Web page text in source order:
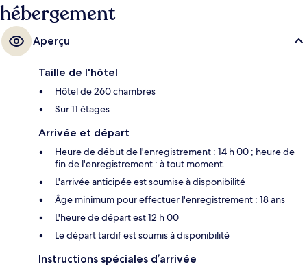
hébergement
Aperçu
Taille de l'hôtel
Hôtel de 260 chambres
Sur 11 étages
Arrivée et départ
Heure de début de l'enregistrement : 14 h 00 ; heure de
fin de l'enregistrement : à tout moment.
L'arrivée anticipée est soumise à disponibilité
Âge minimum pour effectuer l'enregistrement : 18 ans
L'heure de départ est 12 h 00
Le départ tardif est soumis à disponibilité
Instructions spéciales d’arrivée